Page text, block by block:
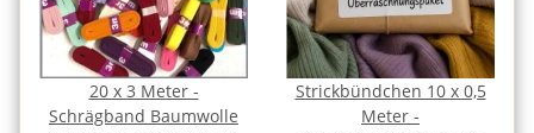
20 x 3 Meter -
Schrägband Baumwolle
Strickbündchen 10 x 0,5
Meter -